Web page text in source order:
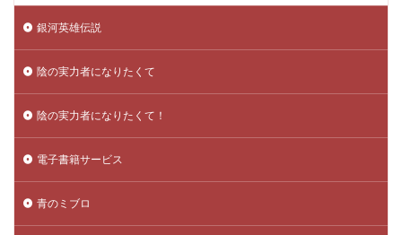
銀河英雄伝説
陰の実力者になりたくて
陰の実力者になりたくて！
電子書籍サービス
青のミブロ